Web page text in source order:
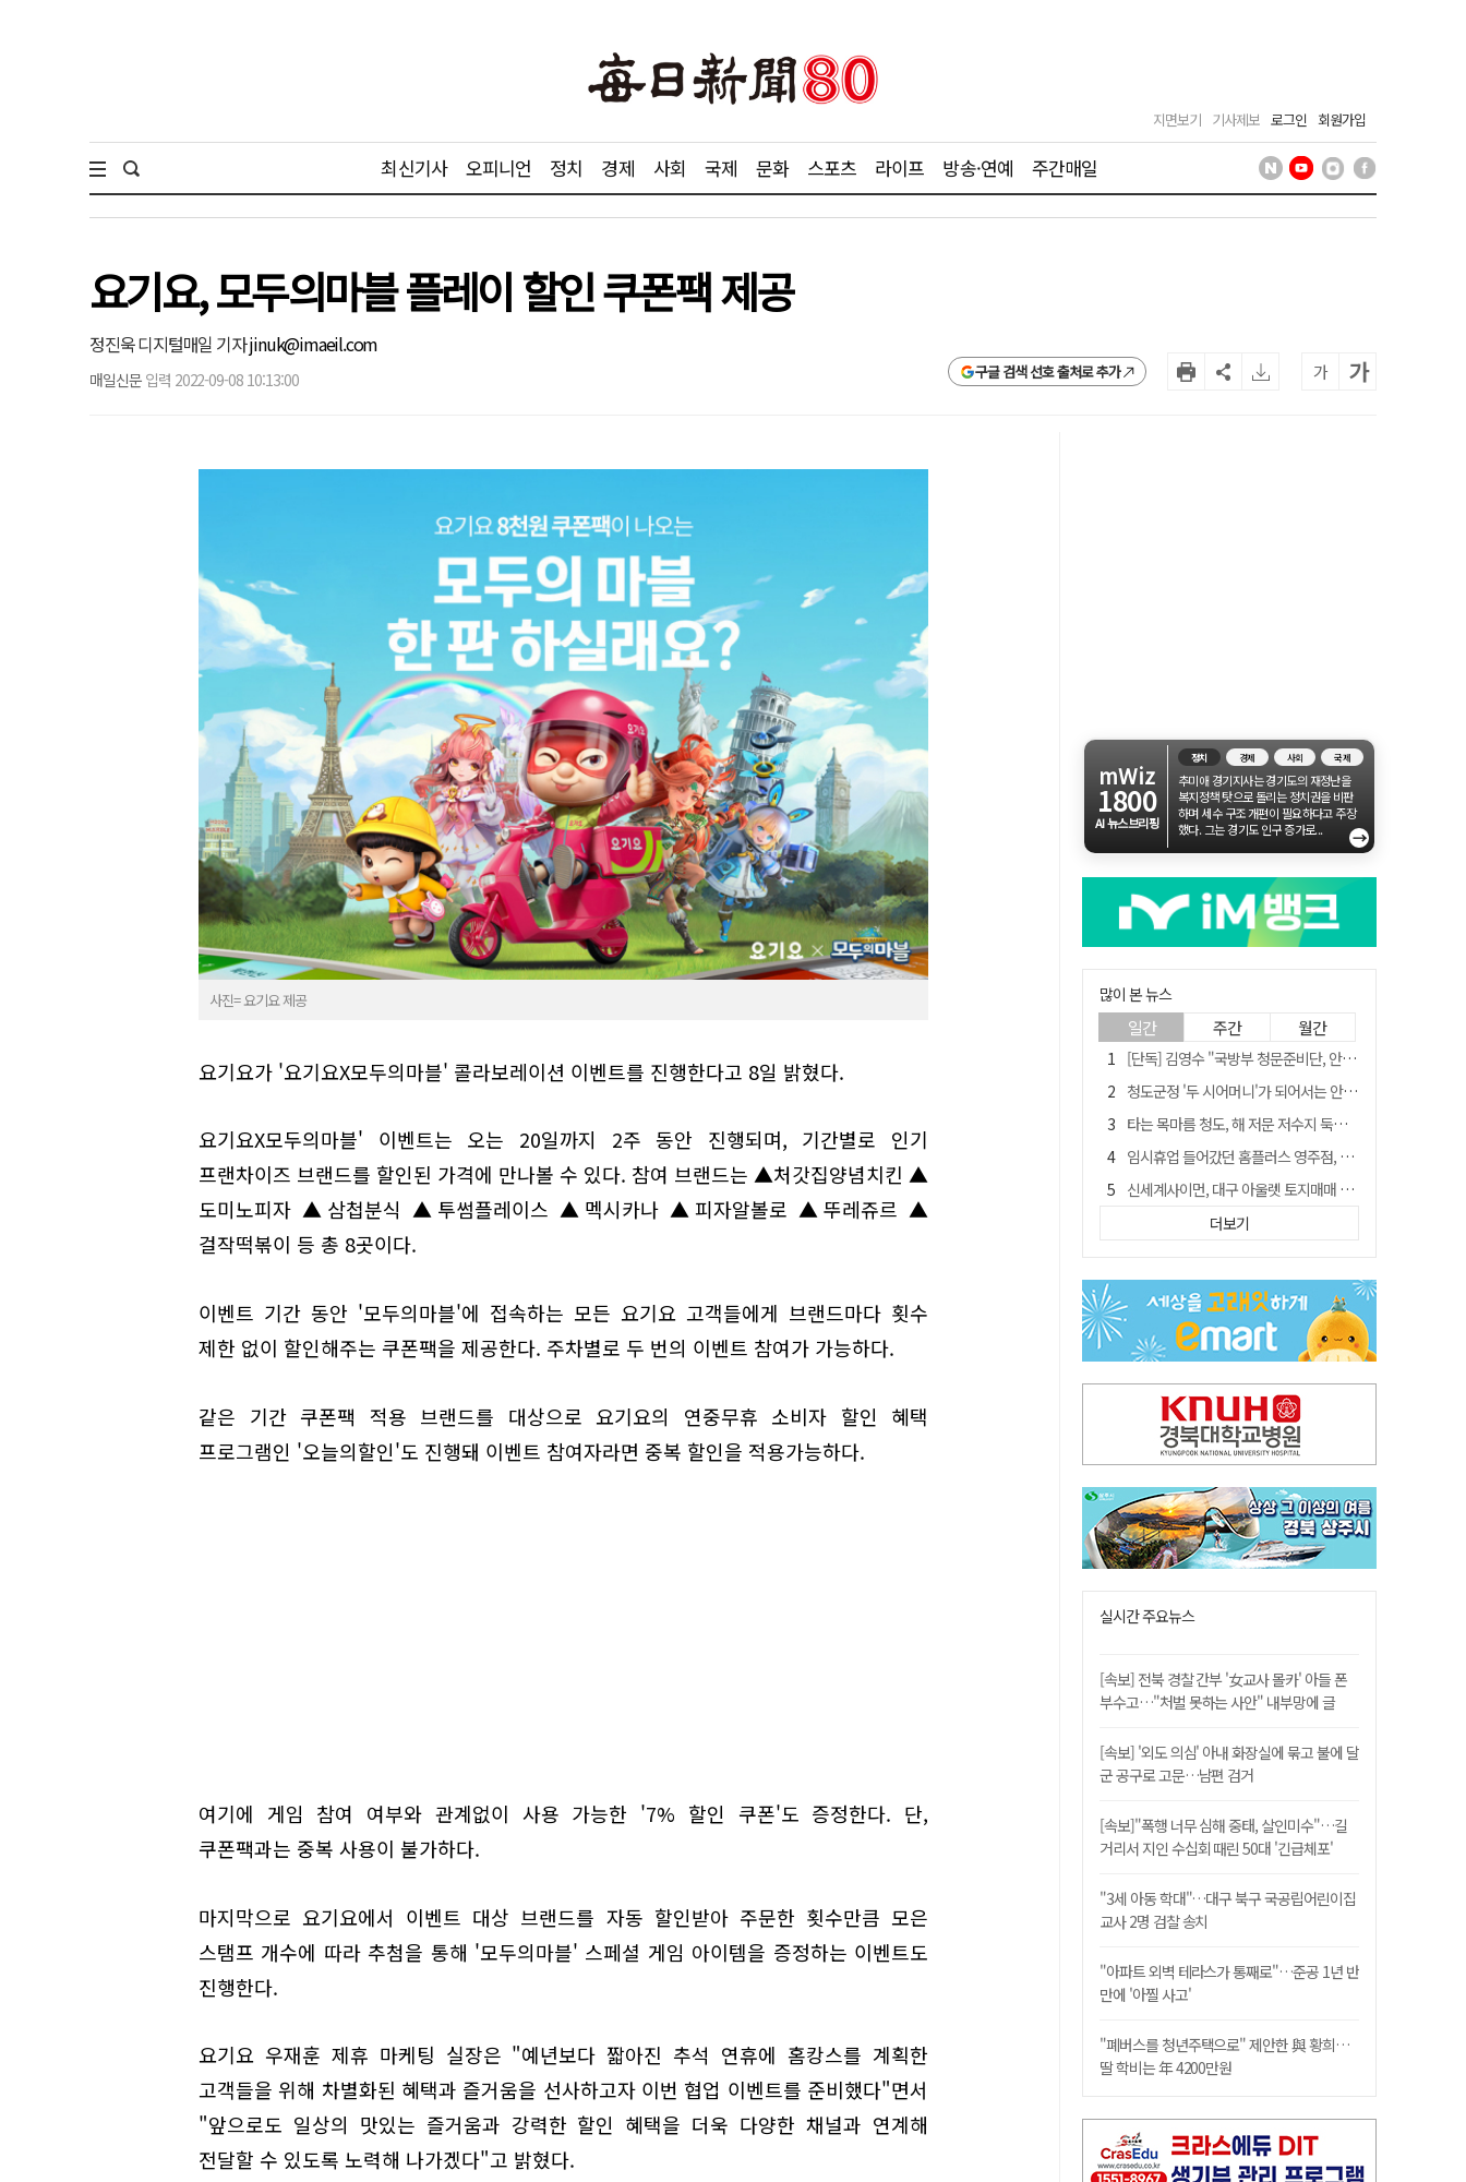
지면보기 기사제보 로그인 회원가입
최신기사 오피니언 정치 경제 사회 국제 문화 스포츠 라이프 방송·연예 주간매일
요기요, 모두의마블 플레이 할인 쿠폰팩 제공
정진욱 디지털매일 기자jinuk@imaeil.com
매일신문 입력 2022-09-08 10:13:00 구글 검색 선호 출처로 추가 가 가
사진= 요기요 제공
요기요가 '요기요X모두의마블' 콜라보레이션 이벤트를 진행한다고 8일 밝혔다.
요기요X모두의마블' 이벤트는 오는 20일까지 2주 동안 진행되며, 기간별로 인기
프랜차이즈 브랜드를 할인된 가격에 만나볼 수 있다. 참여 브랜드는 ▲처갓집양념치킨 ▲
도미노피자 ▲삼첩분식 ▲투썸플레이스 ▲멕시카나 ▲피자알볼로 ▲뚜레쥬르 ▲
걸작떡볶이 등 총 8곳이다.
이벤트 기간 동안 '모두의마블'에 접속하는 모든 요기요 고객들에게 브랜드마다 횟수
제한 없이 할인해주는 쿠폰팩을 제공한다. 주차별로 두 번의 이벤트 참여가 가능하다.
같은 기간 쿠폰팩 적용 브랜드를 대상으로 요기요의 연중무휴 소비자 할인 혜택
프로그램인 '오늘의할인'도 진행돼 이벤트 참여자라면 중복 할인을 적용가능하다.
여기에 게임 참여 여부와 관계없이 사용 가능한 '7% 할인 쿠폰'도 증정한다. 단,
쿠폰팩과는 중복 사용이 불가하다.
마지막으로 요기요에서 이벤트 대상 브랜드를 자동 할인받아 주문한 횟수만큼 모은
스탬프 개수에 따라 추첨을 통해 '모두의마블' 스페셜 게임 아이템을 증정하는 이벤트도
진행한다.
요기요 우재훈 제휴 마케팅 실장은 "예년보다 짧아진 추석 연휴에 홈캉스를 계획한
고객들을 위해 차별화된 혜택과 즐거움을 선사하고자 이번 협업 이벤트를 준비했다"면서
"앞으로도 일상의 맛있는 즐거움과 강력한 할인 혜택을 더욱 다양한 채널과 연계해
전달할 수 있도록 노력해 나가겠다"고 밝혔다.
mWiz
1800
AI 뉴스브리핑
정치 경제 사회 국제
추미애 경기지사는 경기도의 재정난을
복지정책 탓으로 돌리는 정치권을 비판
하며 세수 구조 개편이 필요하다고 주장
했다. 그는 경기도 인구 증가로...
→
많이 본 뉴스
일간 주간 월간
[단독] 김영수 "국방부 청문준비단, 안규백 탈영 알고있었다"
청도군정 '두 시어머니'가 되어서는 안된다
타는 목마름 청도, 해 저문 저수지 둑에 군수가 서 있었다
임시휴업 들어갔던 홈플러스 영주점, 7일 영업 재개…지하 1층만 운영
신세계사이먼, 대구 아울렛 토지매매 계약 체결… 사업 본궤도
SK하이닉스, 주당 375원 분기 배당 공시…"3분기 중 주주환원 방안 확정"
이의준 전 경북도 새마을봉사과장, 제28대 울릉군 부군수 취임
外人 한 달 새 8000억 담았는데…LG이노텍 목표주가는 왜 엇갈릴까
정청래, 靑 겨냥... "신천지·레버리지·호남 반도체 겁박 사과하라"
더보기
실시간 주요뉴스
[속보] 전북 경찰 간부 '女교사 몰카' 아들 폰
부수고…"처벌 못하는 사안" 내부망에 글
[속보] '외도 의심' 아내 화장실에 묶고 불에 달
군 공구로 고문…남편 검거
[속보]"폭행 너무 심해 중태, 살인미수"…길
거리서 지인 수십회 때린 50대 '긴급체포'
"3세 아동 학대"…대구 북구 국공립어린이집
교사 2명 검찰 송치
"아파트 외벽 테라스가 통째로"…준공 1년 반
만에 '아찔 사고'
"폐버스를 청년주택으로" 제안한 與 황희…
딸 학비는 年 4200만원